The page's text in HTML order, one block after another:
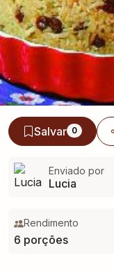
Salvar 0
Enviado por
Lucia
Rendimento
6 porções